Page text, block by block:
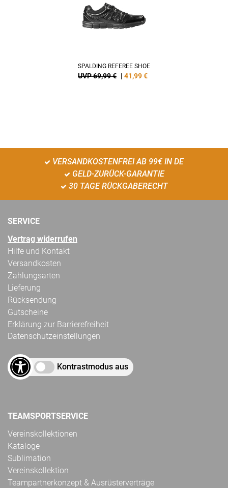
SPALDING REFEREE SHOE
UVP 69,99 € | 41,99€
VERSANDKOSTENFREI AB 99€ IN DE
GELD-ZURÜCK-GARANTIE
30 TAGE RÜCKGABERECHT
SERVICE
Vertrag widerrufen
Hilfe und Kontakt
Versandkosten
Zahlungsarten
Lieferung
Rücksendung
Gutscheine
Erklärung zur Barrierefreiheit
Datenschutzeinstellungen
Kontrastmodus aus
TEAMSPORTSERVICE
Vereinskollektionen
Kataloge
Sublimation
Vereinskollektion
Teampartnerkonzept & Ausrüsterverträge